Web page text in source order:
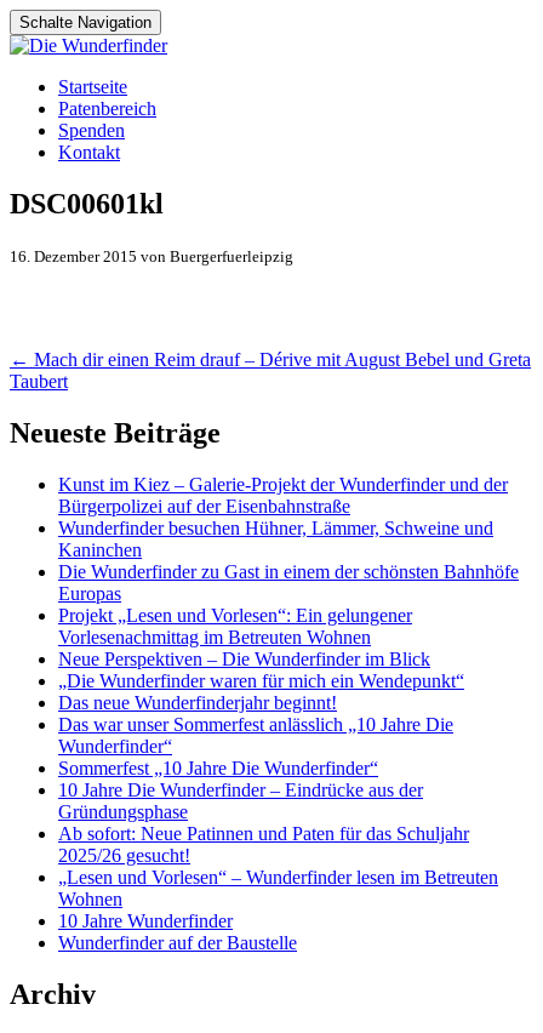
Schalte Navigation
Zum
Inhalt
springen
Startseite
Patenbereich
Spenden
Kontakt
DSC00601kl
16. Dezember 2015 von Buergerfuerleipzig
Artikel-
Navigation
← Mach dir einen Reim drauf – Dérive mit August Bebel und Greta
Taubert
Neueste Beiträge
Kunst im Kiez – Galerie-Projekt der Wunderfinder und der
Bürgerpolizei auf der Eisenbahnstraße
Wunderfinder besuchen Hühner, Lämmer, Schweine und
Kaninchen
Die Wunderfinder zu Gast in einem der schönsten Bahnhöfe
Europas
Projekt „Lesen und Vorlesen“: Ein gelungener
Vorlesenachmittag im Betreuten Wohnen
Neue Perspektiven – Die Wunderfinder im Blick
„Die Wunderfinder waren für mich ein Wendepunkt“
Das neue Wunderfinderjahr beginnt!
Das war unser Sommerfest anlässlich „10 Jahre Die
Wunderfinder“
Sommerfest „10 Jahre Die Wunderfinder“
10 Jahre Die Wunderfinder – Eindrücke aus der
Gründungsphase
Ab sofort: Neue Patinnen und Paten für das Schuljahr
2025/26 gesucht!
„Lesen und Vorlesen“ – Wunderfinder lesen im Betreuten
Wohnen
10 Jahre Wunderfinder
Wunderfinder auf der Baustelle
Archiv